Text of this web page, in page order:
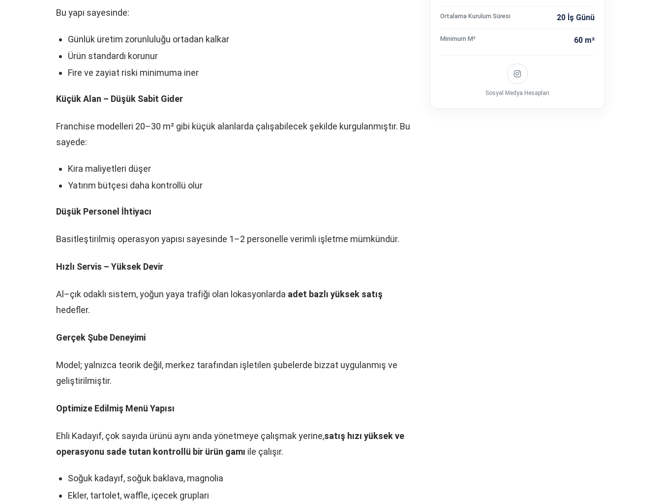
Bu yapı sayesinde:
Günlük üretim zorunluluğu ortadan kalkar
Ürün standardı korunur
Fire ve zayiat riski minimuma iner
Küçük Alan – Düşük Sabit Gider
Franchise modelleri 20–30 m² gibi küçük alanlarda çalışabilecek şekilde kurgulanmıştır. Bu
sayede:
Kira maliyetleri düşer
Yatırım bütçesi daha kontrollü olur
Düşük Personel İhtiyacı
Basitleştirilmiş operasyon yapısı sayesinde 1–2 personelle verimli işletme mümkündür.
Hızlı Servis – Yüksek Devir
Al–çık odaklı sistem, yoğun yaya trafiği olan lokasyonlarda adet bazlı yüksek satış
hedefler.
Gerçek Şube Deneyimi
Model; yalnızca teorik değil, merkez tarafından işletilen şubelerde bizzat uygulanmış ve
geliştirilmiştir.
Optimize Edilmiş Menü Yapısı
Ehli Kadayıf, çok sayıda ürünü aynı anda yönetmeye çalışmak yerine,satış hızı yüksek ve
operasyonu sade tutan kontrollü bir ürün gamı ile çalışır.
Soğuk kadayıf, soğuk baklava, magnolia
Ekler, tartolet, waffle, içecek grupları
Ortalama Kurulum Süresi 20 İş Günü
Minimum M² 60 m²
Sosyal Medya Hesapları